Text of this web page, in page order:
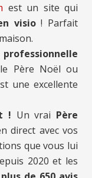
est un site qui
visio! Parfait
Père Noël ou
une excellente
! Un vrai Père
direct avec vos
que vous lui
2020 et les